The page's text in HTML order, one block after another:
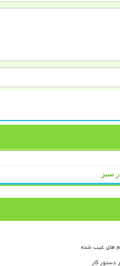
سبز
های غیب شده
دستور کار